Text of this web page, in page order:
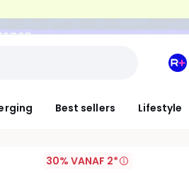
Best sellers Lifestyle
Mijn
+
30% VANAF 2*